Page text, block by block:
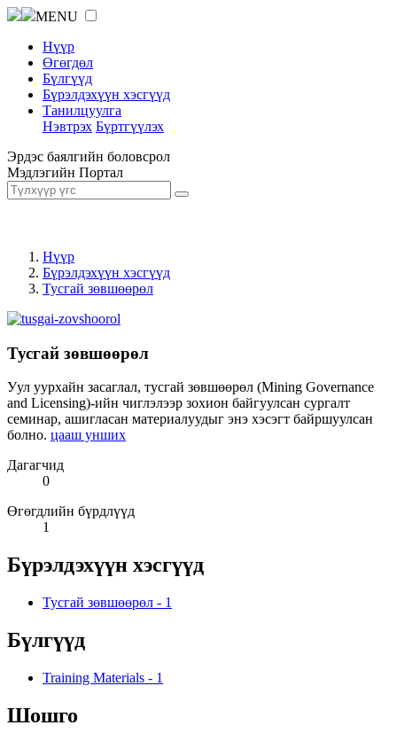
MENU
Нүүр
Өгөгдөл
Бүлгүүд
Бүрэлдэхүүн хэсгүүд
Танилцуулга
Нэвтрэх Бүртгүүлэх
Эрдэс баялгийн боловсрол
Мэдлэгийн Портал
Нүүр
Бүрэлдэхүүн хэсгүүд
Тусгай зөвшөөрөл
Тусгай зөвшөөрөл
Уул уурхайн засаглал, тусгай зөвшөөрөл (Mining Governance
and Licensing)-ийн чиглэлээр зохион байгуулсан сургалт
семинар, ашигласан материалуудыг энэ хэсэгт байршуулсан
болно. цааш унших
Дагагчид
0
Өгөгдлийн бүрдлүүд
1
Бүрэлдэхүүн хэсгүүд
Тусгай зөвшөөрөл - 1
Бүлгүүд
Training Materials - 1
Шошго